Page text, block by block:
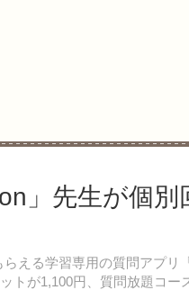
」先生が個別
える学習専用の質問アプリ
が1,100円、質問放題コー